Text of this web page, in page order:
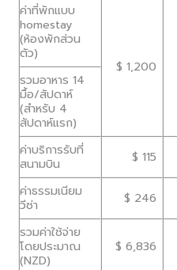
ค่าที่พักแบบ
homestay
(ห้องพักส่วน
ตัว)
$ 1,200
รวมอาหาร 14
มื้อ/สัปดาห์
(สำหรับ 4
สัปดาห์แรก)
ค่าบริการรับที่
สนามบิน
$ 115
ค่าธรรมเนียม
วีซ่า
$ 246
รวมค่าใช้จ่าย
โดยประมาณ
(NZD)
$ 6,836